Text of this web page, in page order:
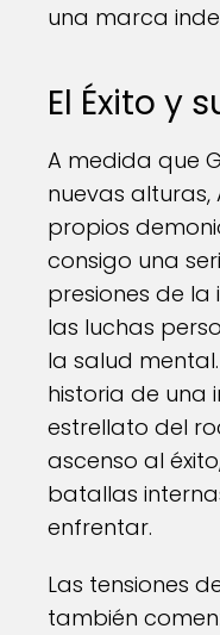
una marca
El Éxito y
A medida que
nuevas alturas,
propios
consigo una
presiones de
las luchas
la salud
historia de una
estrellato del
ascenso al
batallas
enfrentar.
Las tensiones
también